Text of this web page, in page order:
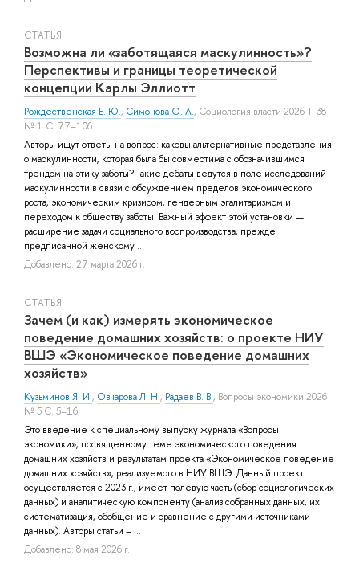
СТАТЬЯ
Возможна ли «заботящаяся маскулинность»?
Перспективы и границы теоретической
концепции Карлы Эллиотт
Рождественская Е. Ю., Симонова О. А., Социология власти 2026 Т. 38
№ 1 С. 77–106
Авторы ищут ответы на вопрос: каковы альтернативные представления
о маскулинности, которая была бы совместима с обозначившимся
трендом на этику заботы? Такие дебаты ведутся в поле исследований
маскулинности в связи с обсуждением пределов экономического
роста, экономическим кризисом, гендерным эгалитаризмом и
переходом к обществу заботы. Важный эффект этой установки —
расширение задачи социального воспроизводства, прежде
предписанной женскому ...
Добавлено: 27 марта 2026 г.
СТАТЬЯ
Зачем (и как) измерять экономическое
поведение домашних хозяйств: о проекте НИУ
ВШЭ «Экономическое поведение домашних
хозяйств»
Кузьминов Я. И., Овчарова Л. Н., Радаев В. В., Вопросы экономики 2026
№ 5 С. 5–16
Это введение к специальному выпуску журнала «Вопросы
экономики», посвященному теме экономического поведения
домашних хозяйств и результатам проекта «Экономическое поведение
домашних хозяйств», реализуемого в НИУ ВШЭ. Данный проект
осуществляется с 2023 г., имеет полевую часть (сбор социологических
данных) и аналитическую компоненту (анализ собранных данных, их
систематизация, обобщение и сравнение с другими источниками
данных). Авторы статьи – ...
Добавлено: 8 мая 2026 г.